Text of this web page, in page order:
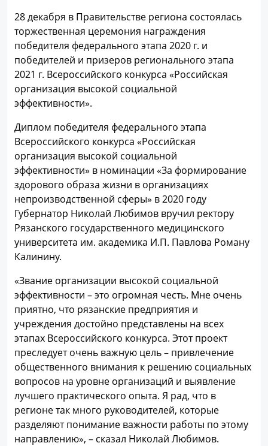
28 декабря в Правительстве региона состоялась
торжественная церемония награждения
победителя федерального этапа 2020 г. и
победителей и призеров регионального этапа
2021 г. Всероссийского конкурса «Российская
организация высокой социальной
эффективности».
Диплом победителя федерального этапа
Всероссийского конкурса «Российская
организация высокой социальной
эффективности» в номинации «За формирование
здорового образа жизни в организациях
непроизводственной сферы» в 2020 году
Губернатор Николай Любимов вручил ректору
Рязанского государственного медицинского
университета им. академика И.П. Павлова Роману
Калинину.
«Звание организации высокой социальной
эффективности – это огромная честь. Мне очень
приятно, что рязанские предприятия и
учреждения достойно представлены на всех
этапах Всероссийского конкурса. Этот проект
преследует очень важную цель – привлечение
общественного внимания к решению социальных
вопросов на уровне организаций и выявление
лучшего практического опыта. Я рад, что в
регионе так много руководителей, которые
разделяют понимание важности работы по этому
направлению», – сказал Николай Любимов.